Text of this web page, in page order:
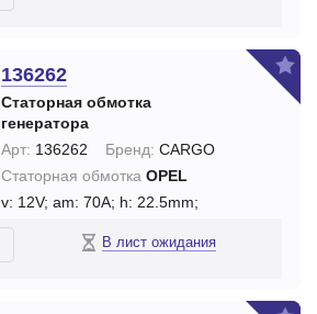
136262
Статорная обмотка
генератора
Арт: 136262 Бренд: CARGO
Статорная обмотка OPEL
v: 12V; am: 70A; h: 22.5mm;
В лист ожидания